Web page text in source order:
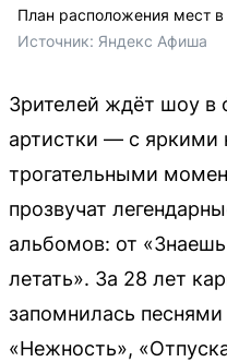
План расположения мест в
Источник: Яндекс Афиша
Зрителей ждёт шоу в
артистки — с яркими
трогательными
прозвучат
альбомов: от
летать». За 28 лет
запомнилась
«Нежность»,